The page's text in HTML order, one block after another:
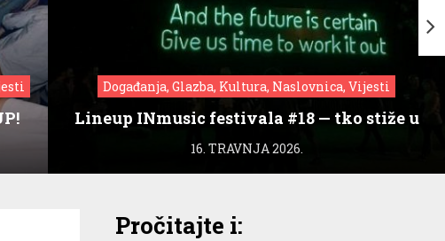
Događanja, Glazba, Kultura, Naslovnica, Vijesti
Lineup INmusic festivala #18 — tko stiže u
Zagreb?
16. TRAVNJA 2026.
Pročitajte i: